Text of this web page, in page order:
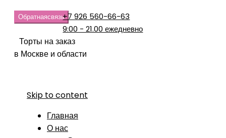
Обратнаясвязь+7 926 560-66-63
9:00 - 21.00 ежедневно
Торты на заказ
в Москве и области
Skip to content
Главная
О нас